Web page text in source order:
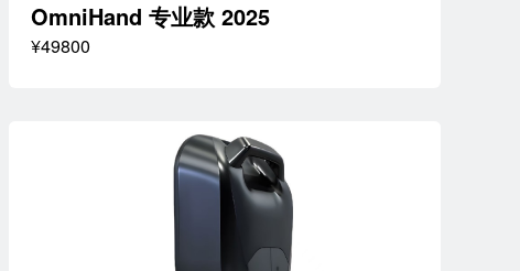
OmniHand 专业款 2025
¥49800